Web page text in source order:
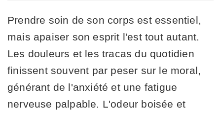
Prendre soin de son corps est essentiel,
mais apaiser son esprit l'est tout autant.
Les douleurs et les tracas du quotidien
finissent souvent par peser sur le moral,
générant de l'anxiété et une fatigue
nerveuse palpable. L'odeur boisée et